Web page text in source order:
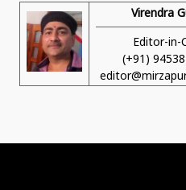
Virendra
Editor-in-
(+91)